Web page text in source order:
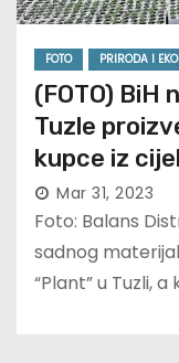
FOTO PRIRODA I
(FOTO) BiH
Tuzle
kupce iz
Mar 31, 2023
Foto: Balans
sadnog
“Plant” u Tuzli, a